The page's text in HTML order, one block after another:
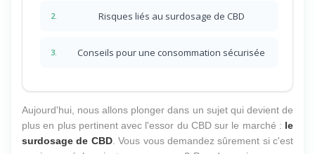
2. Risques liés au surdosage de CBD
3. Conseils pour une consommation sécurisée
Aujourd'hui, nous allons plonger dans un sujet qui devient de
plus en plus pertinent avec l'essor du CBD sur le marché : le
surdosage de CBD. Vous vous demandez sûrement si c'est